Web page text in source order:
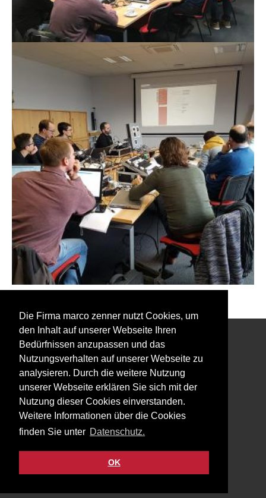
Die Firma marco zenner nutzt Cookies, um
den Inhalt auf unserer Webseite Ihren
Bedürfnissen anzupassen und das
Nutzungsverhalten auf unserer Webseite zu
analysieren. Durch die weitere Nutzung
unserer Webseite erklären Sie sich mit der
Nutzung dieser Cookies einverstanden.
Weitere Informationen über die Cookies
finden Sie unter Datenschutz.
OK
Interessiert an unserem Newsletter?
Impressum
Datenschutz
Kontakt
Facebook